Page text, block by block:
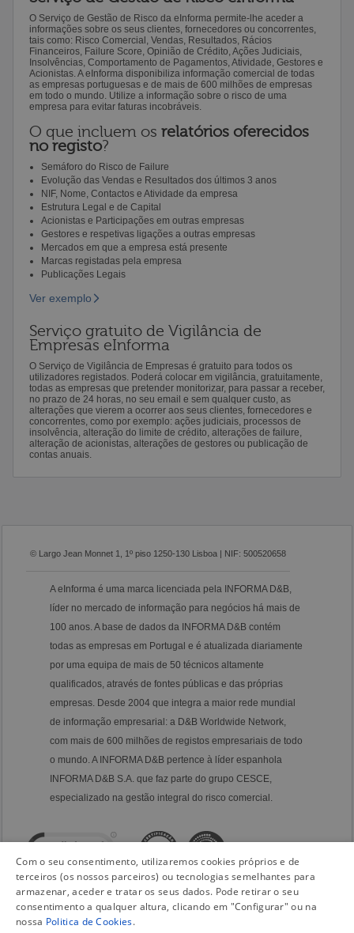
O Serviço de Gestão de Risco da eInforma permite-lhe aceder a
informações sobre os seus clientes, fornecedores ou concorrentes,
tais como: Risco Comercial, Vendas, Resultados, Rácios
Financeiros, Failure Score, Opinião de Crédito, Ações Judiciais,
Insolvências, Comportamento de Pagamentos, Atividade, Gestores e
Acionistas. A eInforma disponibiliza informação comercial de todas
as empresas portuguesas e de mais de 600 milhões de empresas
em todo o mundo. Utilize a informação sobre o risco de uma
empresa para evitar faturas incobráveis.
O que incluem os relatórios oferecidos
no registo?
Semáforo do Risco de Failure
Evolução das Vendas e Resultados dos últimos 3 anos
NIF, Nome, Contactos e Atividade da empresa
Estrutura Legal e de Capital
Acionistas e Participações em outras empresas
Gestores e respetivas ligações a outras empresas
Mercados em que a empresa está presente
Marcas registadas pela empresa
Publicações Legais
Ver exemplo
Serviço gratuito de Vigilância de
Empresas eInforma
O Serviço de Vigilância de Empresas é gratuito para todos os
utilizadores registados. Poderá colocar em vigilância, gratuitamente,
todas as empresas que pretender monitorizar, para passar a receber,
no prazo de 24 horas, no seu email e sem qualquer custo, as
alterações que vierem a ocorrer aos seus clientes, fornecedores e
concorrentes, como por exemplo: ações judiciais, processos de
insolvência, alteração do limite de crédito, alterações de failure,
alteração de acionistas, alterações de gestores ou publicação de
contas anuais.
© Largo Jean Monnet 1, 1º piso 1250-130 Lisboa | NIF: 500520658
A eInforma é uma marca licenciada pela INFORMA D&B,
líder no mercado de informação para negócios há mais de
100 anos. A base de dados da INFORMA D&B contém
todas as empresas em Portugal e é atualizada diariamente
por uma equipa de mais de 50 técnicos altamente
qualificados, através de fontes públicas e das próprias
empresas. Desde 2004 que integra a maior rede mundial
de informação empresarial: a D&B Worldwide Network,
com mais de 600 milhões de registos empresariais de todo
o mundo. A INFORMA D&B pertence à líder espanhola
INFORMA D&B S.A. que faz parte do grupo CESCE,
especializado na gestão integral do risco comercial.
Com o seu consentimento, utilizaremos cookies próprios e de
terceiros (os nossos parceiros) ou tecnologias semelhantes para
armazenar, aceder e tratar os seus dados. Pode retirar o seu
consentimento a qualquer altura, clicando em "Configurar" ou na
nossa Politica de Cookies.